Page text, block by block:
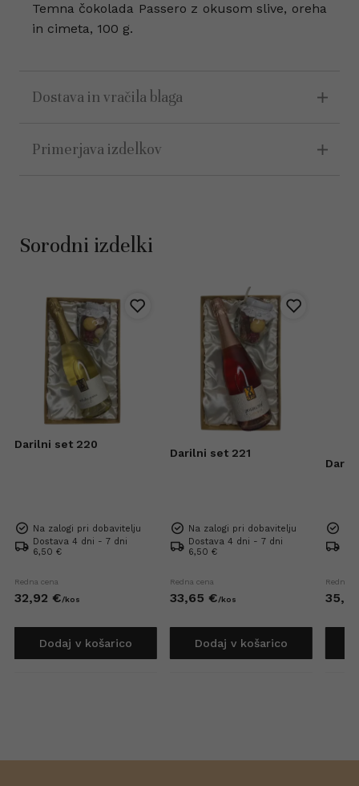
Temna čokolada Passero z okusom slive, oreha
in cimeta, 100 g.
Dostava in vračila blaga
Primerjava izdelkov
Sorodni izdelki
Darilni set 220
Na zalogi pri dobavitelju
Dostava 4 dni - 7 dni
6,50 €
Redna cena
32,92 €/kos
Dodaj v košarico
Darilni set 221
Na zalogi pri dobavitelju
Dostava 4 dni - 7 dni
6,50 €
Redna cena
33,65 €/kos
Dodaj v košarico
Redna
35,